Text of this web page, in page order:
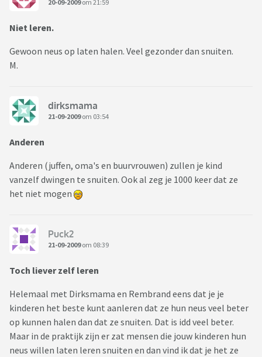
20-09-2009om 21:59
Niet leren.
Gewoon neus op laten halen. Veel gezonder dan snuiten.
M.
dirksmama
21-09-2009om 03:54
Anderen
Anderen (juffen, oma's en buurvrouwen) zullen je kind
vanzelf dwingen te snuiten. Ook al zeg je 1000 keer dat ze
het niet mogen
Puck2
21-09-2009om 08:39
Toch liever zelf leren
Helemaal met Dirksmama en Rembrand eens dat je je
kinderen het beste kunt aanleren dat ze hun neus veel beter
op kunnen halen dan dat ze snuiten. Dat is idd veel beter.
Maar in de praktijk zijn er zat mensen die jouw kinderen hun
neus willen laten leren snuiten en dan vind ik dat je het ze